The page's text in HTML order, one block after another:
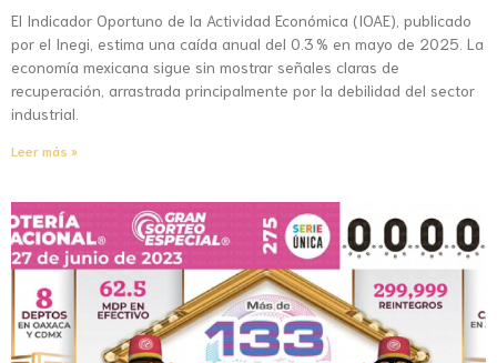
El Indicador Oportuno de la Actividad Económica (IOAE), publicado
por el Inegi, estima una caída anual del 0.3 % en mayo de 2025. La
economía mexicana sigue sin mostrar señales claras de
recuperación, arrastrada principalmente por la debilidad del sector
industrial.
Leer más »